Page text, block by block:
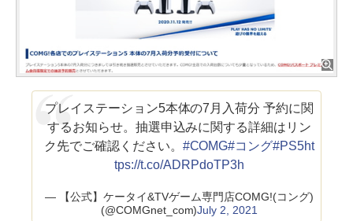
プレイステーション5本体の7月入荷分 予約に関
するお知らせ。抽選申込みに関する詳細はリン
ク先でご確認ください。 #COMG#コング#PS5ht
tps://t.co/ADRPdoTP3h
— 【公式】ケータイ&TVゲーム専門店COMG!(コング)
(@COMGnet_com)July 2, 2021